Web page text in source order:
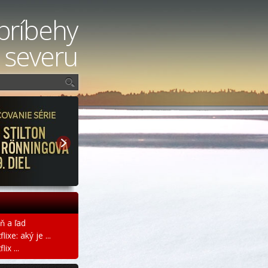
a ľad
aký je ...
...